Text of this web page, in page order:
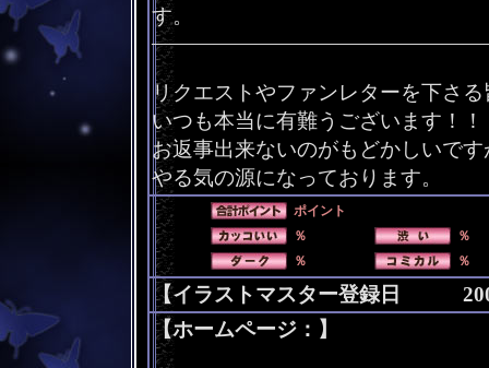
す。
リクエストやファンレターを下さる
いつも本当に有難うございます！！
お返事出来ないのがもどかしいです
やる気の源になっております。
ポイント
％
％
％
％
【イラストマスター登録日
【ホームページ：】